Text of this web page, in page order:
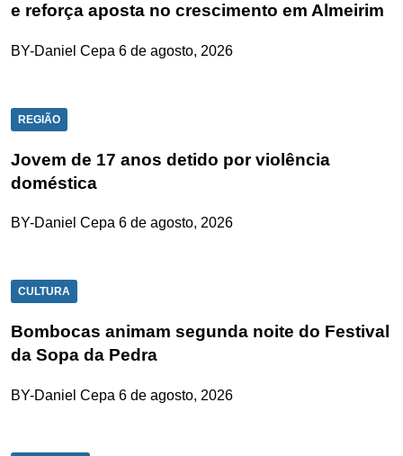
e reforça aposta no crescimento em Almeirim
BY-Daniel Cepa 6 de agosto, 2026
REGIÃO
Jovem de 17 anos detido por violência
doméstica
BY-Daniel Cepa 6 de agosto, 2026
CULTURA
Bombocas animam segunda noite do Festival
da Sopa da Pedra
BY-Daniel Cepa 6 de agosto, 2026